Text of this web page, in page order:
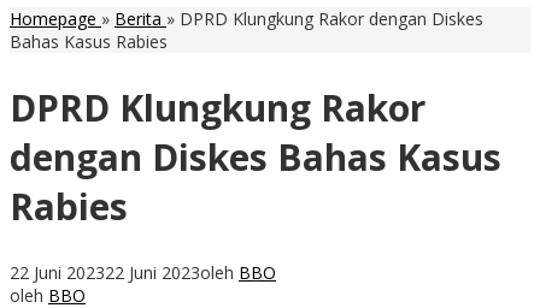
Homepage » Berita » DPRD Klungkung Rakor dengan Diskes
Bahas Kasus Rabies
DPRD Klungkung Rakor
dengan Diskes Bahas Kasus
Rabies
22 Juni 202322 Juni 2023oleh BBO
oleh BBO